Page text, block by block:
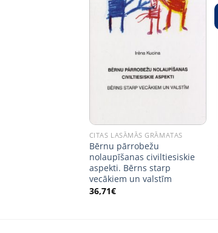
CITAS LASĀMĀS GRĀMATAS
Bērnu pārrobežu
nolaupīšanas civiltiesiskie
aspekti. Bērns starp
vecākiem un valstīm
36,71€